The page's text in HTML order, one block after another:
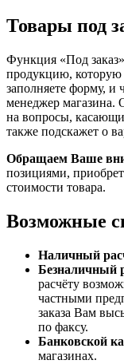
Товары под
Функция «Под
продукцию, которую
заполняете форму, и
менеджер магазина.
на вопросы,
также подскажет о
Обращаем Ваше
позициями,
стоимости товара.
Возможные
Наличный
Безналичный
расчёту
частными
заказа Вам
по факсу.
Банковской
магазинах.